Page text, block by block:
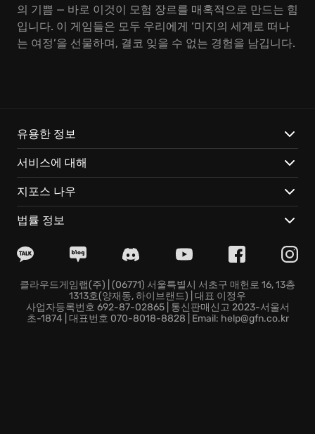
의 기쁨 — 바로 이것이 모험 장르를 매혹적으로 만드는 힘
입니다. 이 게임들은 모두 우리에게 ‘미지의 세계로 떠나
는 여정’을 선물하며, 결코 잊을 수 없는 경험을 남깁니다.
유용한 정보
서비스에 대해
지포스 나우
법률 정보
클라우드게임랩(주) | (06771) 서울특별시 서초구 매헌로 16, 13층
1313호(양재동, 하이브랜드) | 대표 이정우
사업자등록번호 692-87-02865 | 통신판매신고 2023-서울서
초-1874 | 대표번호 070-8018-8828 | Email: help@gfn.co.kr